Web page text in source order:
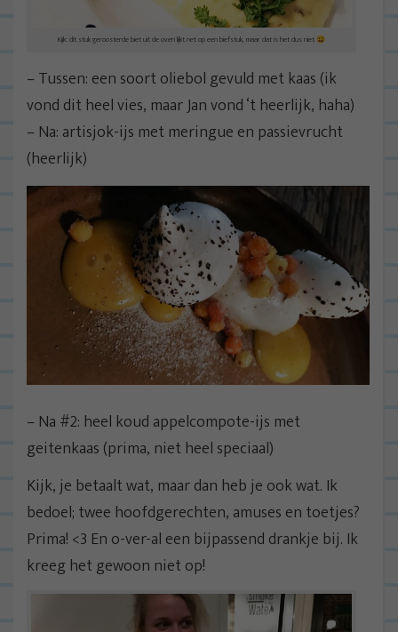
Kijk: dit stuk geroosterde biet uit de oven lijkt net op een biefstuk, maar dat is het dus niet 😀
– Tussen: een soort oliebol gevuld met kaas (ik
vond dit heel vies, maar Jan vond ‘t heerlijk, haha)
– Na: artisjok-ijs met meringue en passievrucht
(heerlijk)
– Na #2: heel koud appelcompote-ijs met
geitenkaas (prima, niet heel speciaal)
Kijk, je betaalt wat, maar dan heb je ook wat. Ik
bedoel; twee hoofdgerechten, amuses en toetjes?
Prima! <3 En o-ver-al een bijpassend drankje bij. Ik
kreeg het gewoon niet op!